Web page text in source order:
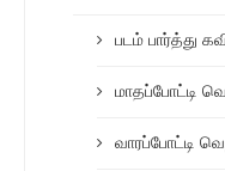
படம் பார்த்து
மாதப்போட்டி
வாரப்போட்டி